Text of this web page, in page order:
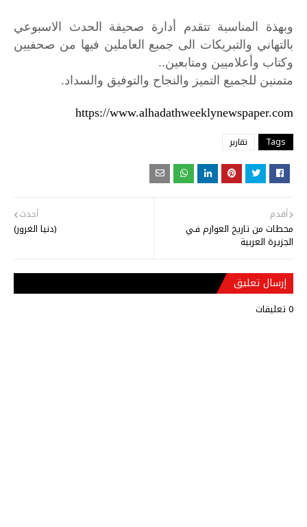
وبهذة المناسبة تتقدم أدارة صحيفة الحدث الاسبوعي
بالتهاني والتبريكات الى جميع العاملين فيها من صحفيين
وكتاب وأعلاميين ومتابعين..
متمنين للجميع التميز والنجاح والتوفيق والسداد.
https://www.alhadathweeklynewspaper.com
Tags تقارير
أحدث
(دنيا الغرور)
أقدم
محطات من تاريخ العوازم فـي
الجزيرة العربية
إرسال تعليق
0 تعليقات